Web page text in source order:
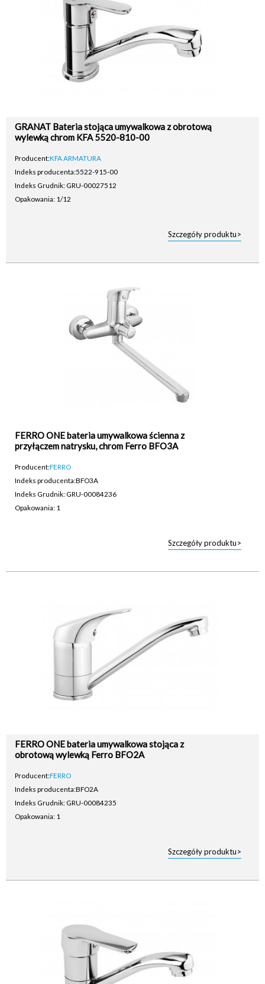
GRANAT Bateria stojąca umywalkowa z obrotową
wylewką chrom KFA 5520-810-00
Producent:KFA ARMATURA
Indeks producenta:5522-915-00
Indeks Grudnik: GRU-00027512
Opakowania: 1/12
Szczegóły produktu>
FERRO ONE bateria umywalkowa ścienna z
przyłączem natrysku, chrom Ferro BFO3A
Producent:FERRO
Indeks producenta:BFO3A
Indeks Grudnik: GRU-00084236
Opakowania: 1
Szczegóły produktu>
FERRO ONE bateria umywalkowa stojąca z
obrotową wylewką Ferro BFO2A
Producent:FERRO
Indeks producenta:BFO2A
Indeks Grudnik: GRU-00084235
Opakowania: 1
Szczegóły produktu>